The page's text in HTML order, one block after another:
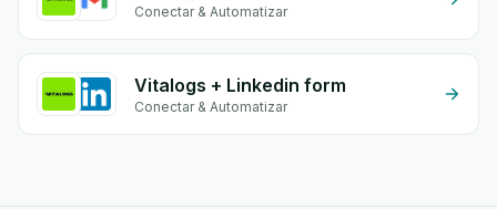
Conectar & Automatizar
Vitalogs + Linkedin form
Conectar & Automatizar